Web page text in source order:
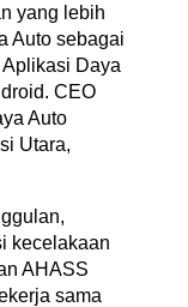
yang lebih
Auto sebagai
Daya
CEO
Auto
Utara,
kecelakaan
AHASS
sama